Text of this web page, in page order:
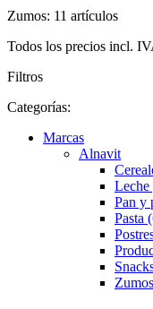
Zumos: 11 artículos
Todos los precios incl.
Filtros
Categorías:
Marcas
Alnavit
Leche
Pan y
Pasta